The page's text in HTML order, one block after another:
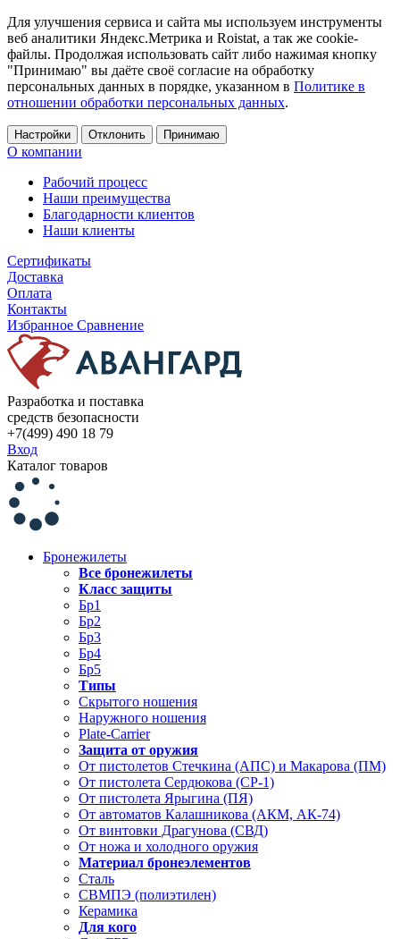
Для улучшения сервиса и сайта мы используем инструменты
веб аналитики Яндекс.Метрика и Roistat, а так же cookie-
файлы. Продолжая использовать сайт либо нажимая кнопку
"Принимаю" вы даёте своё согласие на обработку
персональных данных в порядке, указанном в Политике в
отношении обработки персональных данных.
Настройки Отклонить Принимаю
О компании
Рабочий процесс
Наши преимущества
Благодарности клиентов
Наши клиенты
Сертификаты
Доставка
Оплата
Контакты
Избранное Сравнение
Разработка и поставка
средств безопасности
+7(499) 490 18 79
Вход
Каталог товаров
Бронежилеты
Все бронежилеты
Класс защиты
Бр1
Бр2
Бр3
Бр4
Бр5
Типы
Скрытого ношения
Наружного ношения
Plate-Carrier
Защита от оружия
От пистолетов Стечкина (АПС) и Макарова (ПМ)
От пистолета Сердюкова (СР-1)
От пистолета Ярыгина (ПЯ)
От автоматов Калашникова (АКМ, АК-74)
От винтовки Драгунова (СВД)
От ножа и холодного оружия
Материал бронеэлементов
Сталь
СВМПЭ (полиэтилен)
Керамика
Для кого